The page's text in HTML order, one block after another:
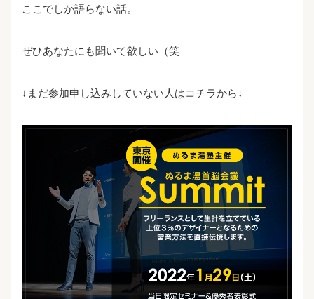
ここでしか語らない話。
ぜひあなたにも聞いて欲しい（笑
↓まだ参加申し込みしていない人はコチラから↓